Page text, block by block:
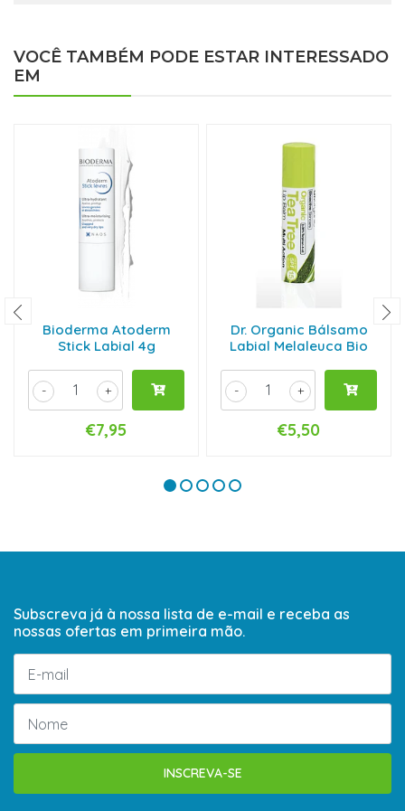
VOCÊ TAMBÉM PODE ESTAR INTERESSADO
EM
Bioderma Atoderm
Stick Labial 4g
+
-
€7,95
Dr. Organic Bálsamo
Labial Melaleuca Bio
+
-
€5,50
Subscreva já à nossa lista de e-mail e receba as
nossas ofertas em primeira mão.
INSCREVA-SE